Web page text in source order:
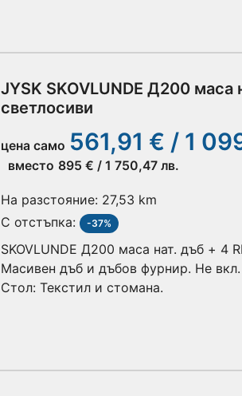
JYSK SKOVLUNDE Д200 маса
светлосиви
цена само 561,91 € / 1
вместо 895 € / 1 750,47 лв.
На разстояние: 27,53 km
С отстъпка:
-37%
SKOVLUNDE Д200 маса нат. дъб + 4
Масивен дъб и дъбов фурнир. Не
Стол: Текстил и стомана.